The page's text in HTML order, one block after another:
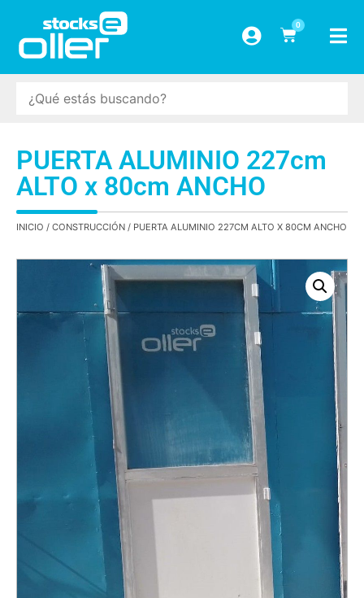
0
PUERTA ALUMINIO 227cm
ALTO x 80cm ANCHO
INICIO / CONSTRUCCIÓN / PUERTA ALUMINIO 227CM ALTO X 80CM ANCHO